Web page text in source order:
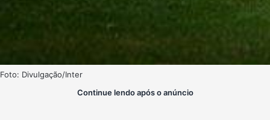
Foto: Divulgação/Inter
Continue lendo após o anúncio